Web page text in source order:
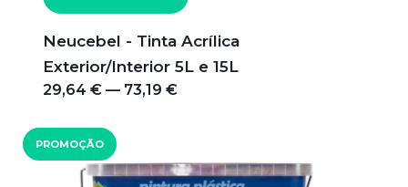
Neucebel - Tinta Acrílica
Exterior/Interior 5L e 15L
29,64 € — 73,19 €
PROMOÇÃO